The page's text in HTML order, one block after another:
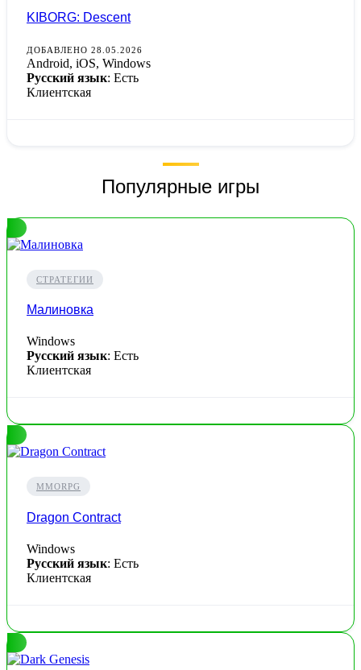
KIBORG: Descent
ДОБАВЛЕНО 28.05.2026
Android, iOS, Windows
Русский язык: Есть
Клиентская
Популярные игры
СТРАТЕГИИ
Малиновка
Windows
Русский язык: Есть
Клиентская
MMORPG
Dragon Contract
Windows
Русский язык: Есть
Клиентская